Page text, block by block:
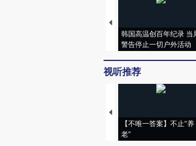
韩国高温创百年纪录 当
警告停止一切户外活动
视听推荐
【不唯一答案】不止“养
老”